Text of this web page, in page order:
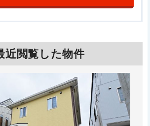
近閲覧した物件